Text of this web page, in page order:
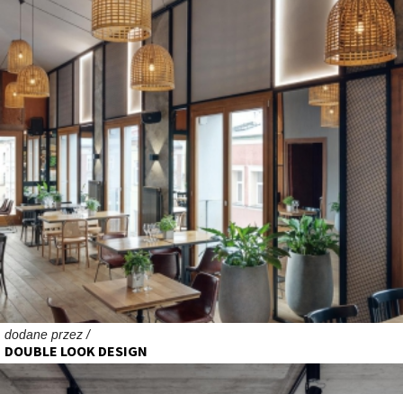
dodane przez /
DOUBLE LOOK DESIGN